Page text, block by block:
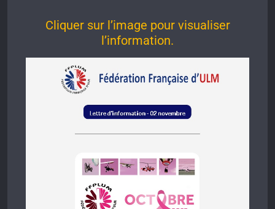
Cliquer sur l’image pour visualiser
l’information.